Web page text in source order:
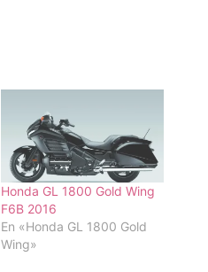
Honda GL 1800 Gold Wing
F6B 2016
En «Honda GL 1800 Gold
Wing»